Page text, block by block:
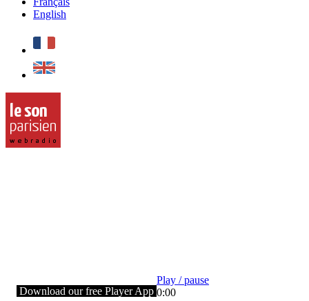
English
Download our free Player App
Play / pause
0:00